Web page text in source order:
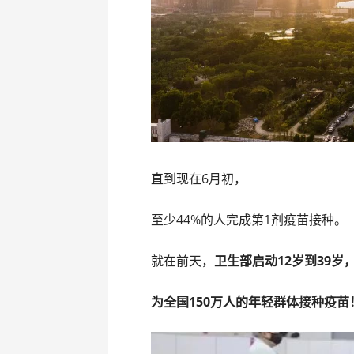
直到现在6月初，
至少44%的人完成第1剂疫苗接种。
就在前天，卫生部启动12岁到39岁
为全国150万人的年轻群体接种疫苗